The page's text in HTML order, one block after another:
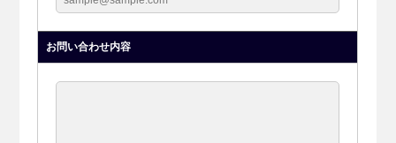
お問い合わせ内容